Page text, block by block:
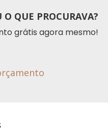
O QUE PROCURAVA?
grátis agora mesmo!